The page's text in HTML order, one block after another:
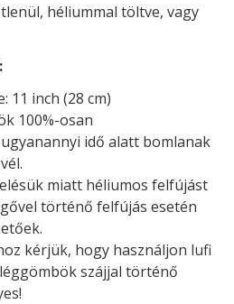
héliummal töltve, vagy
11 inch (28 cm)
100%-osan
idő alatt bomlanak
miatt héliumos felfújást
történő felfújás esetén
kérjük, hogy használjon lufi
szájjal történő